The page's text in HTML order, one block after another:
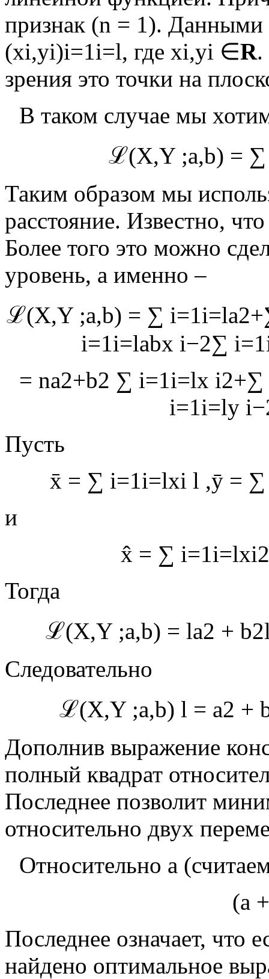
признак (n = 1). Данными
(xi,yi)i=1i=l, где xi,yi ∈R.
зрения это точки на
В таком случае мы
ℒ(X,Y ;a,b) = ∑
Таким образом мы
расстояние. Известно,
Более того это можно
уровень, а именно –
ℒ(X,Y ;a,b) = ∑ i=1i=la2+
i=1i=labx i−2∑ i=1
= na2+b2 ∑ i=1i=lx i2+∑
i=1i=ly i−
Пусть
x = ∑ i=1i=lxi l ,ȳ = ∑
и
x = ∑ i=1i=lxi2
Тогда
ℒ(X,Y ;a,b) = la2 + b2
Следовательно
ℒ(X,Y ;a,b) l = a2 +
Дополнив выражение
полный квадрат
Последнее позволит
относительно двух
Относительно a
(a +
Последнее означает, что
найдено оптимальное